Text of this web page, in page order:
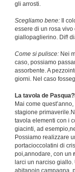
gli arrosti.
Scegliamo bene:
Il
essere di un rosa
giallopaglierino. Dif!
Come si pulisce: Nei
caso, possiamo
assorbente. A
giorni. Nel caso
La tavola de
Mai come
stagione
tavola elementi con i
giacinti, ad
Possiamo realizzare
portacioccolatini di
poi,annodare, con un
larci un narciso
abitanoin campagna,